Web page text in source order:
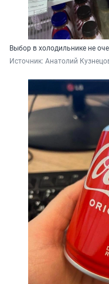
Выбор в холодильнике не
Источник: Анатолий